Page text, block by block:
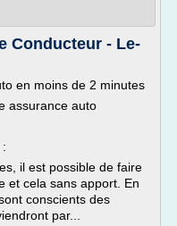
Conducteur - Le-
en moins de 2 minutes
assurance auto
il est possible de faire
et cela sans apport. En
conscients des
par...